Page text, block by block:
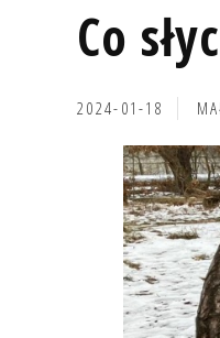
Co
2024-01-18